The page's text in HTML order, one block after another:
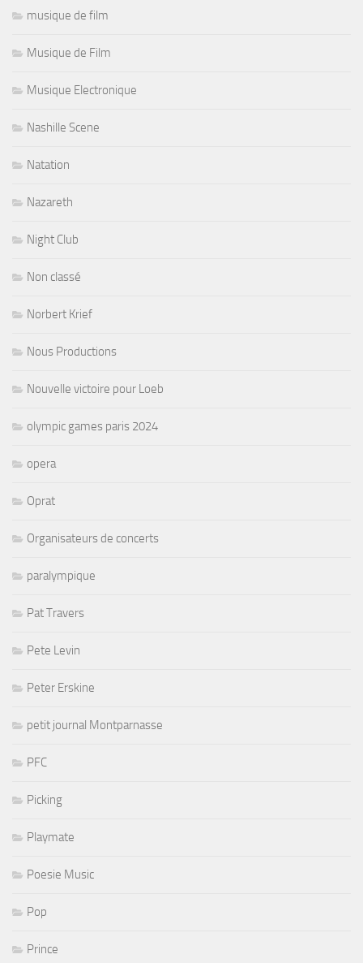
musique de film
Musique de Film
Musique Electronique
Nashille Scene
Natation
Nazareth
Night Club
Non classé
Norbert Krief
Nous Productions
Nouvelle victoire pour Loeb
olympic games paris 2024
opera
Oprat
Organisateurs de concerts
paralympique
Pat Travers
Pete Levin
Peter Erskine
petit journal Montparnasse
PFC
Picking
Playmate
Poesie Music
Pop
Prince